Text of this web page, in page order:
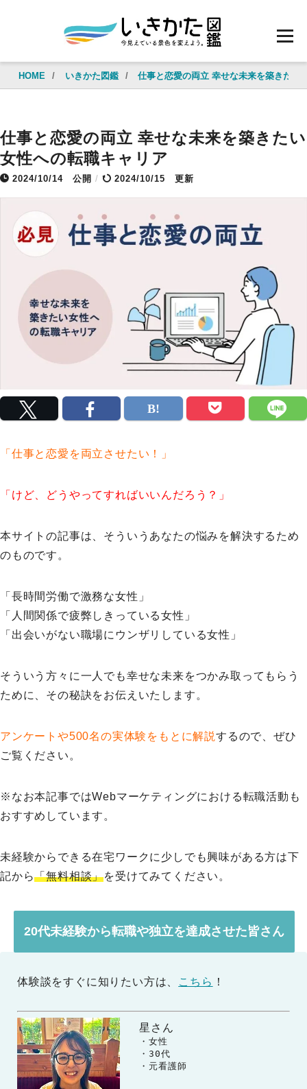
HOME / いきかた図鑑 / 仕事と恋愛の両立 幸せな未来を築きたい
仕事と恋愛の両立 幸せな未来を築きたい
女性への転職キャリア
2024/10/14 公開 / 2024/10/15 更新
「仕事と恋愛を両立させたい！」
「けど、どうやってすればいいんだろう？」
本サイトの記事は、そういうあなたの悩みを解決するため
のものです。
「長時間労働で激務な女性」
「人間関係で疲弊しきっている女性」
「出会いがない職場にウンザリしている女性」
そういう方々に一人でも幸せな未来をつかみ取ってもらう
ために、その秘訣をお伝えいたします。
アンケートや500名の実体験をもとに解説するので、ぜひ
ご覧ください。
※なお本記事ではWebマーケティングにおける転職活動も
おすすめしています。
未経験からできる在宅ワークに少しでも興味がある方は下
記から「無料相談」を受けてみてください。
20代未経験から転職や独立を達成させた皆さん
体験談をすぐに知りたい方は、 こちら ！
星さん
・女性
・30代
・元看護師